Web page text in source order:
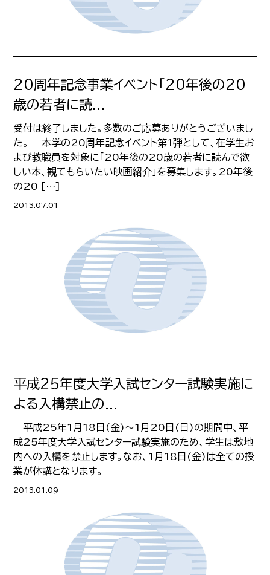
20周年記念事業イベント「20年後の20
歳の若者に読...
受付は終了しました。多数のご応募ありがとうございまし
た。 本学の20周年記念イベント第1弾として、在学生お
よび教職員を対象に「20年後の20歳の若者に読んで欲
しい本、観てもらいたい映画紹介」を募集します。20年後
の20 […]
2013.07.01
平成25年度大学入試センター試験実施に
よる入構禁止の...
平成25年1月18日(金)～1月20日(日)の期間中、平
成25年度大学入試センター試験実施のため、学生は敷地
内への入構を禁止します。なお、1月18日(金)は全ての授
業が休講となります。
2013.01.09